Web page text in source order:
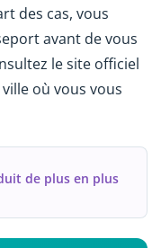
des cas, vous
avant de vous
le site officiel
où vous vous
de plus en plus